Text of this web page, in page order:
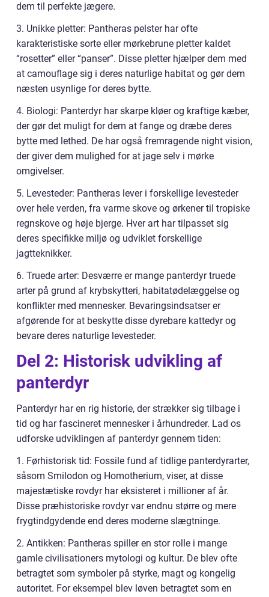
dem til perfekte jægere.
3. Unikke pletter: Pantheras pelster har ofte
karakteristiske sorte eller mørkebrune pletter kaldet
“rosetter” eller “panser”. Disse pletter hjælper dem med
at camouflage sig i deres naturlige habitat og gør dem
næsten usynlige for deres bytte.
4. Biologi: Panterdyr har skarpe kløer og kraftige kæber,
der gør det muligt for dem at fange og dræbe deres
bytte med lethed. De har også fremragende night vision,
der giver dem mulighed for at jage selv i mørke
omgivelser.
5. Levesteder: Pantheras lever i forskellige levesteder
over hele verden, fra varme skove og ørkener til tropiske
regnskove og høje bjerge. Hver art har tilpasset sig
deres specifikke miljø og udviklet forskellige
jagtteknikker.
6. Truede arter: Desværre er mange panterdyr truede
arter på grund af krybskytteri, habitatødelæggelse og
konflikter med mennesker. Bevaringsindsatser er
afgørende for at beskytte disse dyrebare kattedyr og
bevare deres naturlige levesteder.
Del 2: Historisk udvikling af
panterdyr
Panterdyr har en rig historie, der strækker sig tilbage i
tid og har fascineret mennesker i århundreder. Lad os
udforske udviklingen af panterdyr gennem tiden:
1. Førhistorisk tid: Fossile fund af tidlige panterdyrarter,
såsom Smilodon og Homotherium, viser, at disse
majestætiske rovdyr har eksisteret i millioner af år.
Disse præhistoriske rovdyr var endnu større og mere
frygtindgydende end deres moderne slægtninge.
2. Antikken: Pantheras spiller en stor rolle i mange
gamle civilisationers mytologi og kultur. De blev ofte
betragtet som symboler på styrke, magt og kongelig
autoritet. For eksempel blev løven betragtet som en